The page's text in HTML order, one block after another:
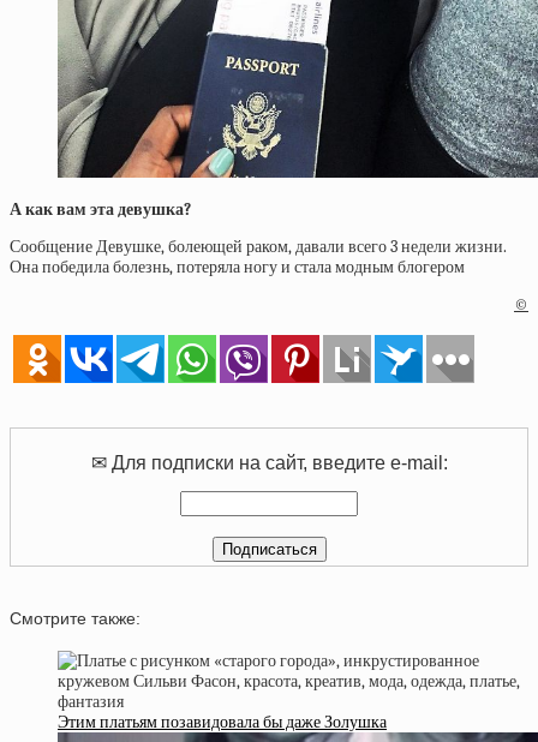
А как вам эта девушка?
Сообщение Девушке, болеющей раком, давали всего 3 недели жизни.
Она победила болезнь, потеряла ногу и стала модным блогером
©
✉ Для подписки на сайт, введите e-mail:
Смотрите также:
Этим платьям позавидовала бы даже Золушка